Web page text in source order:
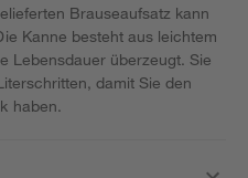
Brauseaufsatz kann
Kanne besteht aus leichtem
Lebensdauer überzeugt. Sie
damit Sie den
haben.